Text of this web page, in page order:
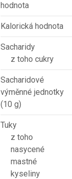
hodnota
Kalorická hodnota
Sacharidy
z toho cukry
Sacharidové
výměnné jednotky
(10 g)
Tuky
z toho
nasycené
mastné
kyseliny